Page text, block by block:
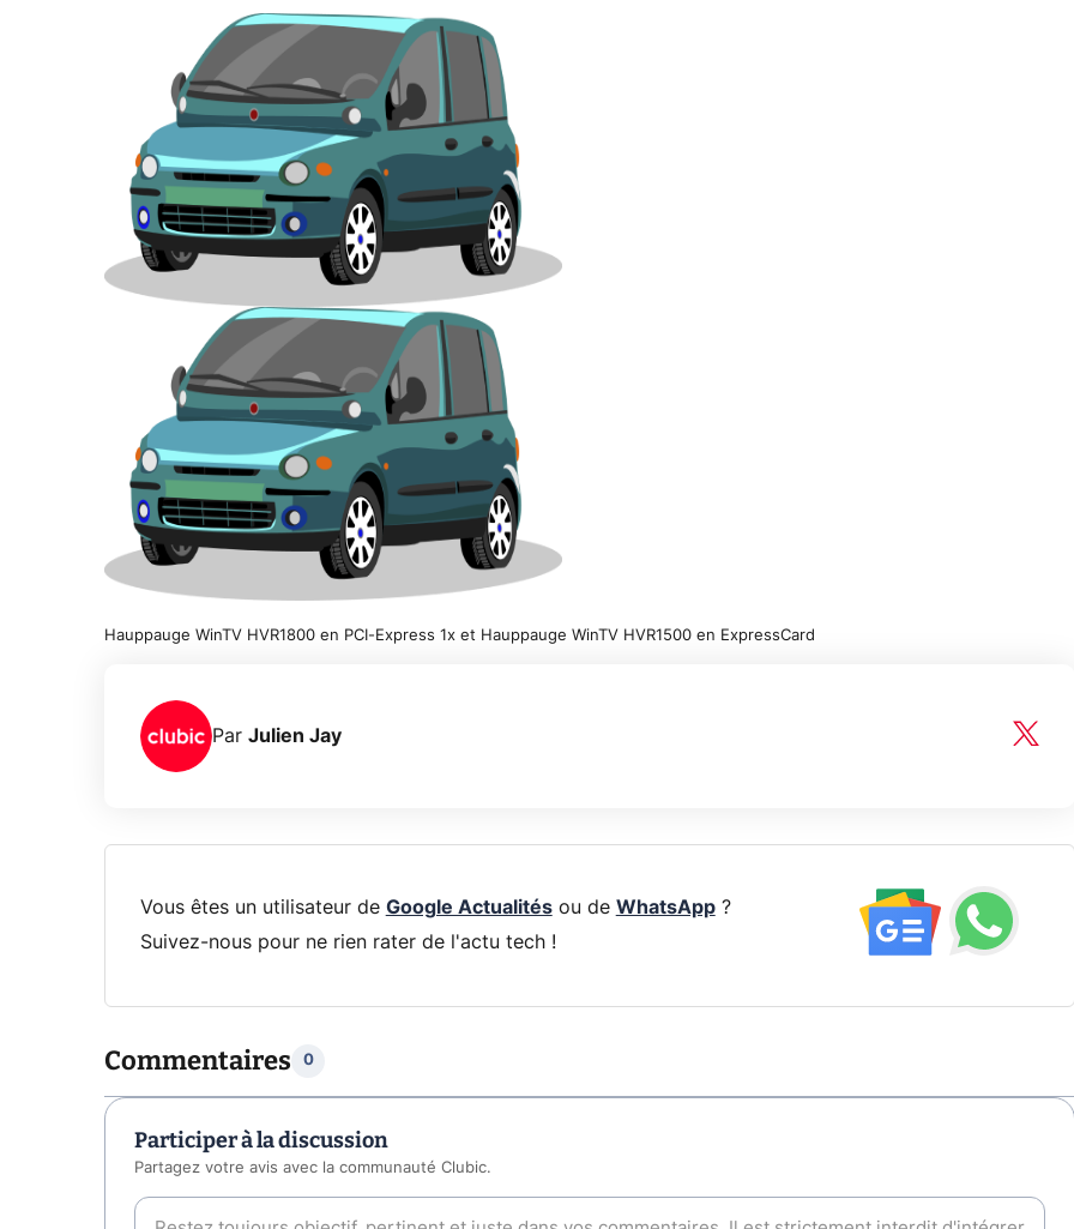
Hauppauge WinTV HVR1800 en PCI-Express 1x et Hauppauge WinTV HVR1500 en ExpressCard
Par Julien Jay
Vous êtes un utilisateur de Google Actualitésou de WhatsApp?
Suivez-nous pour ne rien rater de l'actu tech !
Commentaires 0
Participer à la discussion
Partagez votre avis avec la communauté Clubic.